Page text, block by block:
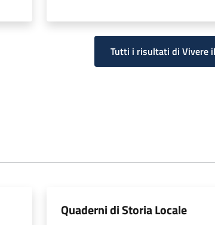
Tutti i risultati di Vivere
Quaderni di Storia Locale